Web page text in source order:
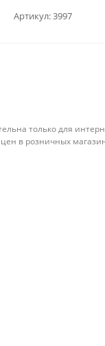
Артикул:3997
только для
цен в розничных